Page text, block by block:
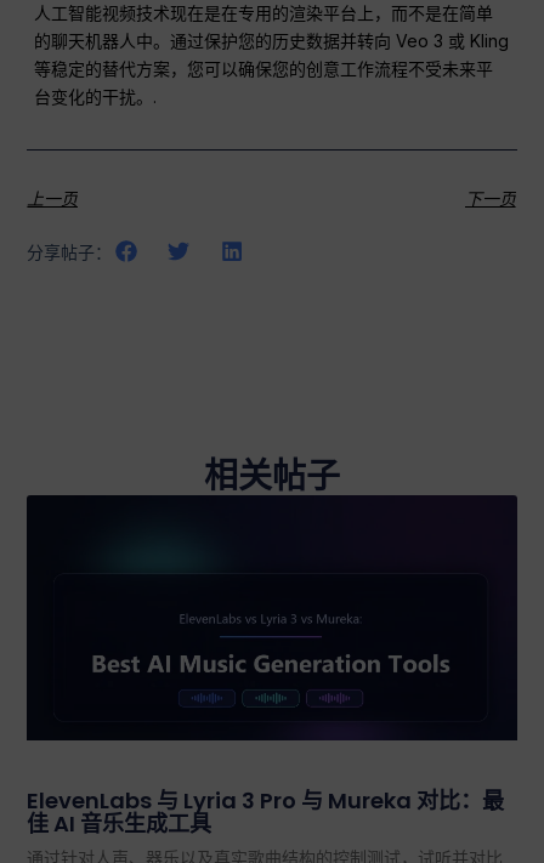
人工智能视频技术现在是在专用的渲染平台上，而不是在简单
的聊天机器人中。通过保护您的历史数据并转向 Veo 3 或 Kling
等稳定的替代方案，您可以确保您的创意工作流程不受未来平
台变化的干扰。.
上一页 下一页
分享帖子：
相关帖子
ElevenLabs 与 Lyria 3 Pro 与 Mureka 对比：最
佳 AI 音乐生成工具
通过针对人声、器乐以及真实歌曲结构的控制测试，试听并对比